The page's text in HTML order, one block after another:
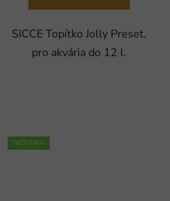
SICCE Topítko Jolly Preset,
pro akvária do 12 l.
NOVINKA